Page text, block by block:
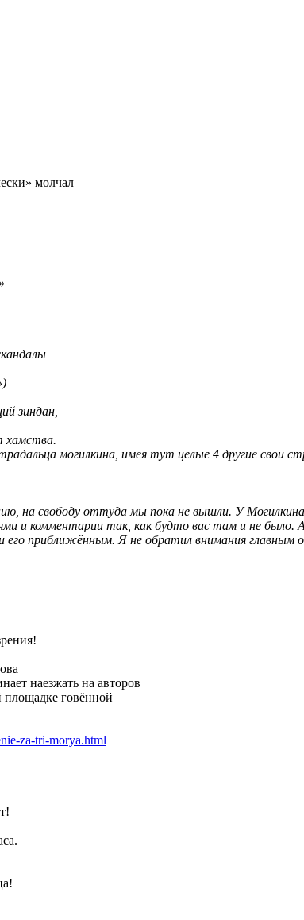
молчал
зиндан,
хамства.
могилкина, имея тут целые 4 другие свои
на свободу оттуда мы пока не вышли. У
и комментарии так, как будто вас там и не
его приближённым. Я не обратил внимания
наезжать на авторов
площадке говённой
za-tri-morya.html